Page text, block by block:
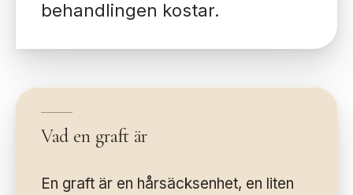
behandlingen kostar.
Vad en graft är
En graft är en hårsäcksenhet, en liten